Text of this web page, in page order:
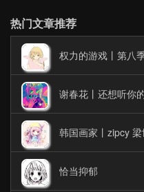
热门文章推荐
权力的游戏丨第八
谢春花丨还想听你
韩国画家丨zipcy 梁
恰当抑郁